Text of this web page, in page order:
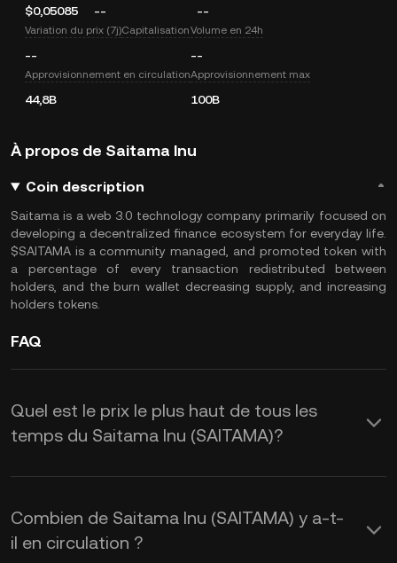
$0,05085 -- --
Variation du prix (7j)
--
CapitalisationVolume en 24h
--
Approvisionnement en circulation
44,8B
Approvisionnement max
100B
À propos de Saitama Inu
Coin description
Saitama is a web 3.0 technology company primarily focused on
developing a decentralized finance ecosystem for everyday life.
$SAITAMA is a community managed, and promoted token with
a percentage of every transaction redistributed between
holders, and the burn wallet decreasing supply, and increasing
holders tokens.
FAQ
Quel est le prix le plus haut de tous les
temps du Saitama Inu (SAITAMA)?
Combien de Saitama Inu (SAITAMA) y a-t-
il en circulation ?